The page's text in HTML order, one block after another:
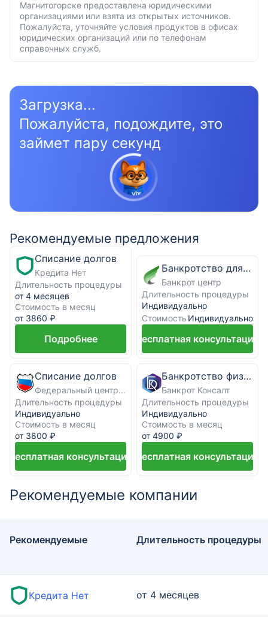
Магнитогорске предоставлена юридическими
организациями или взята из открытых источников.
Пожалуйста, уточняйте условия продуктов в офисах
юридических организаций или по телефонам
справочных служб.
Загрузка...
Пожалуйста, подождите, это
займет пару секунд
Рекомендуемые предложения
Списание долгов
Кредита Нет
Длительность процедуры
от 4 месяцев
Стоимость в месяц
от 3860 ₽
Подробнее
Банкротство для физических лиц
Банкрот центр
Длительность процедуры
Индивидуально
Стоимость Индивидуально
Бесплатная консультация
Списание долгов
Федеральный центр банкротства граждан
Длительность процедуры
Индивидуально
Стоимость в месяц
от 3800 ₽
Бесплатная консультация
Банкротство физических лиц под ключ
Банкрот Консалт
Длительность процедуры
Индивидуально
Стоимость в месяц
от 4900 ₽
Бесплатная консультация
Рекомендуемые компании
Рекомендуемые Длительность процедуры
Кредита Нет от 4 месяцев